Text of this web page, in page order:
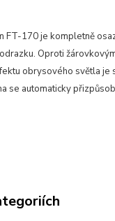
FT-170 je kompletně
Oproti
obrysového světla je
se automaticky